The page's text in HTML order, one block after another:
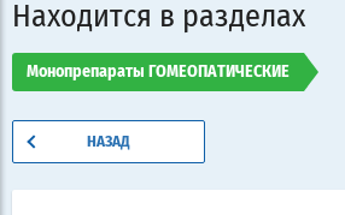
Находится в разделах
Монопрепараты ГОМЕОПАТИЧЕСКИЕ
НАЗАД